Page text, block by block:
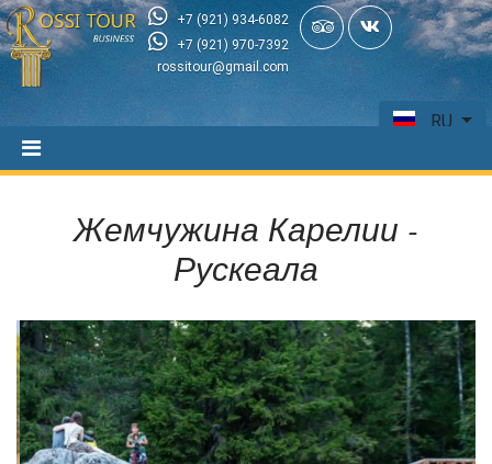
+7 (921) 934-6082
+7 (921) 970-7392
rossitour@gmail.com
RU
Жемчужина Карелии -
Рускеала